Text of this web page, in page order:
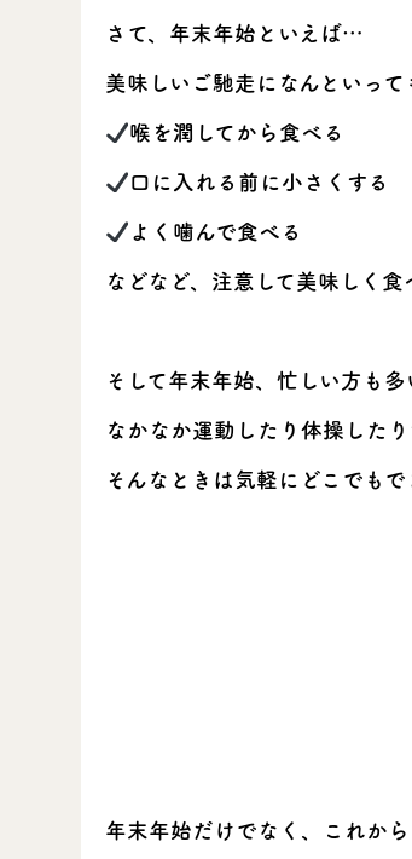
さて、年末年始といえば…
美味しいご馳走になんといって
喉を潤してから食べる
口に入れる前に小さくする
よく噛んで食べる
などなど、注意して美味しく食
そして年末年始、忙しい方も多
なかなか運動したり体操した
そんなときは気軽にどこでも
年末年始だけでなく、これか